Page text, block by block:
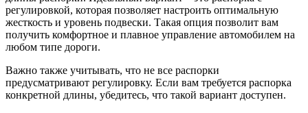
регулировкой, которая позволяет настроить оптимальную
жесткость и уровень подвески. Такая опция позволит вам
получить комфортное и плавное управление автомобилем на
любом типе дороги.
Важно также учитывать, что не все распорки
предусматривают регулировку. Если вам требуется распорка
конкретной длины, убедитесь, что такой вариант доступен.